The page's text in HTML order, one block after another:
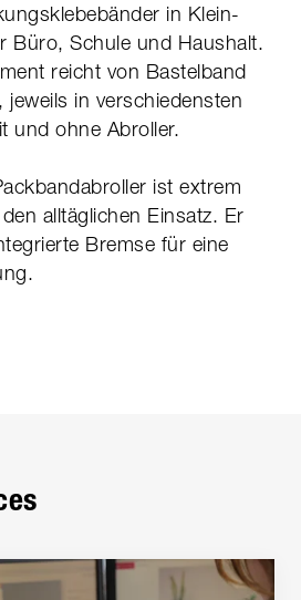
in Klein-
Büro, Schule und Haushalt.
reicht von Bastelband
jeweils in verschiedensten
und ohne Abroller.
ist extrem
alltäglichen Einsatz. Er
Bremse für eine